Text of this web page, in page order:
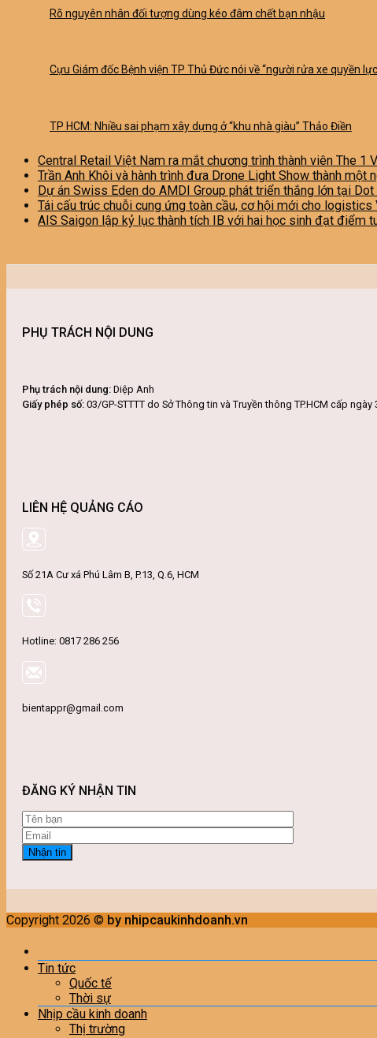
Rõ nguyên nhân đối tượng dùng kéo đâm chết bạn nhậu
Cựu Giám đốc Bệnh viện TP Thủ Đức nói về “người rửa xe quyền
TP HCM: Nhiều sai phạm xây dựng ở “khu nhà giàu” Thảo Điền
Central Retail Việt Nam ra mắt chương trình thành viên The
Trần Anh Khôi và hành trình đưa Drone Light Show thành một
Dự án Swiss Eden do AMDI Group phát triển thắng lớn tại
Tái cấu trúc chuỗi cung ứng toàn cầu, cơ hội mới cho logistics
AIS Saigon lập kỷ lục thành tích IB với hai học sinh đạt điểm
PHỤ TRÁCH NỘI DUNG
Phụ trách nội dung: Diệp Anh
Giấy phép số: 03/GP-STTTT do Sở Thông tin và Truyền thông TP.HCM cấp
LIÊN HỆ QUẢNG CÁO
Số 21A Cư xá Phú Lâm B, P.13, Q.6, HCM
Hotline: 0817 286 256
bientappr@gmail.com
ĐĂNG KÝ NHẬN TIN
Copyright 2026 © by nhipcaukinhdoanh.vn
Tin tức
Quốc tế
Thời sự
Nhịp cầu kinh doanh
Thị trường